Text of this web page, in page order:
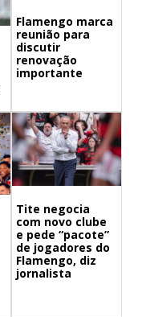
Flamengo marca
reunião para
discutir
renovação
importante
Tite negocia
com novo clube
e pede “pacote”
de jogadores do
Flamengo, diz
jornalista